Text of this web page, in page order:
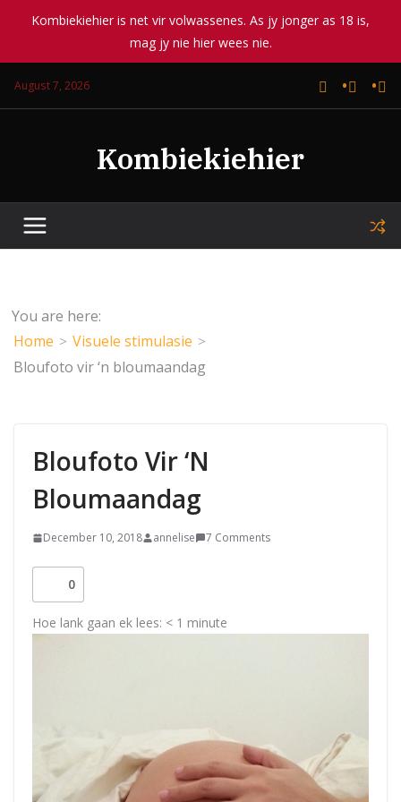
Kombiekiehier is net vir volwassenes. As jy jonger as 18 is,
mag jy nie hier wees nie.
August 7, 2026
Kombiekiehier
You are here:
Home
Visuele stimulasie
Bloufoto vir ‘n bloumaandag
Bloufoto Vir ‘n
Bloumaandag
December 10, 2018 annelise 7 Comments
0
Hoe lank gaan ek lees: < 1 minute